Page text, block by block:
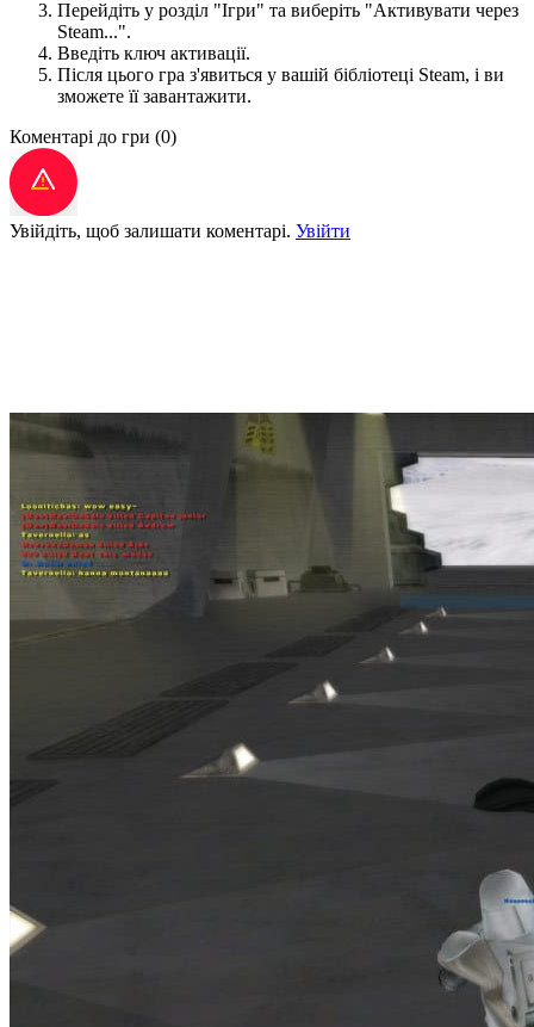
Перейдіть у розділ "Ігри" та виберіть "Активувати через
Steam...".
Введіть ключ активації.
Після цього гра з'явиться у вашій бібліотеці Steam, і ви
зможете її завантажити.
Коментарі до гри (0)
Увійдіть, щоб залишати коментарі. Увійти